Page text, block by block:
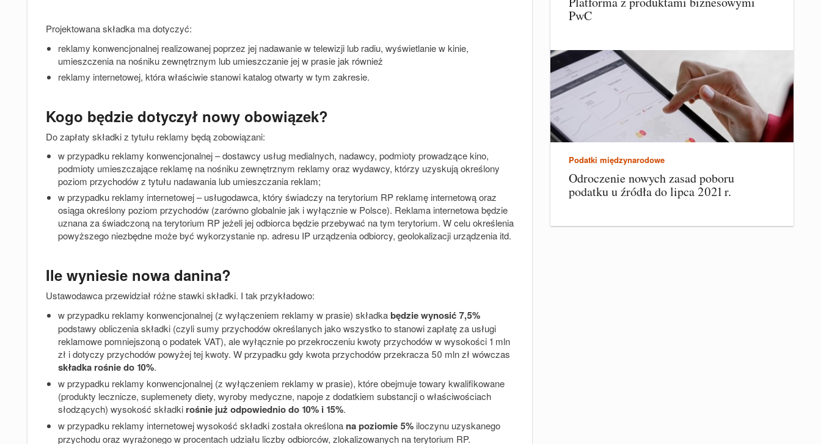
Projektowana składka ma dotyczyć:
reklamy konwencjonalnej realizowanej poprzez jej nadawanie w telewizji lub radiu, wyświetlanie w kinie,
umieszczenia na nośniku zewnętrznym lub umieszczanie jej w prasie jak również
reklamy internetowej, która właściwie stanowi katalog otwarty w tym zakresie.
Kogo będzie dotyczył nowy obowiązek?
Do zapłaty składki z tytułu reklamy będą zobowiązani:
w przypadku reklamy konwencjonalnej – dostawcy usług medialnych, nadawcy, podmioty prowadzące kino,
podmioty umieszczające reklamę na nośniku zewnętrznym reklamy oraz wydawcy, którzy uzyskują określony
poziom przychodów z tytułu nadawania lub umieszczania reklam;
w przypadku reklamy internetowej – usługodawca, który świadczy na terytorium RP reklamę internetową oraz
osiąga określony poziom przychodów (zarówno globalnie jak i wyłącznie w Polsce). Reklama internetowa będzie
uznana za świadczoną na terytorium RP jeżeli jej odbiorca będzie przebywać na tym terytorium. W celu określenia
powyższego niezbędne może być wykorzystanie np. adresu IP urządzenia odbiorcy, geolokalizacji urządzenia itd.
Ile wyniesie nowa danina?
Ustawodawca przewidział różne stawki składki. I tak przykładowo:
w przypadku reklamy konwencjonalnej (z wyłączeniem reklamy w prasie) składkabędzie wynosić 7,5%
podstawy obliczenia składki (czyli sumy przychodów określanych jako wszystko to stanowi zapłatę za usługi
reklamowe pomniejszoną o podatek VAT), ale wyłącznie po przekroczeniu kwoty przychodów w wysokości 1 mln
zł i dotyczy przychodów powyżej tej kwoty. W przypadku gdy kwota przychodów przekracza 50 mln zł wówczas
składka rośnie do 10%.
w przypadku reklamy konwencjonalnej (z wyłączeniem reklamy w prasie), które obejmuje towary kwalifikowane
(produkty lecznicze, suplemenety diety, wyroby medyczne, napoje z dodatkiem substancji o właściwościach
słodzących) wysokość składki rośnie już odpowiednio do 10% i 15%.
w przypadku reklamy internetowej wysokość składki została określona na poziomie 5% iloczynu uzyskanego
przychodu oraz wyrażonego w procentach udziału liczby odbiorców, zlokalizowanych na terytorium RP.
PwC
Podatki międzynarodowe
Odroczenie nowych zasad poboru
podatku u źródła do lipca 2021 r.